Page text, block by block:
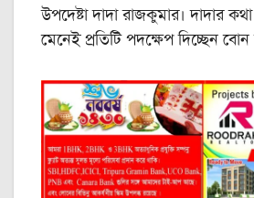
উপদেষ্টা দাদা রাজকুমার। দাদার
মেনেই প্রতিটি পদক্ষেপ দিচ্ছেন বোন